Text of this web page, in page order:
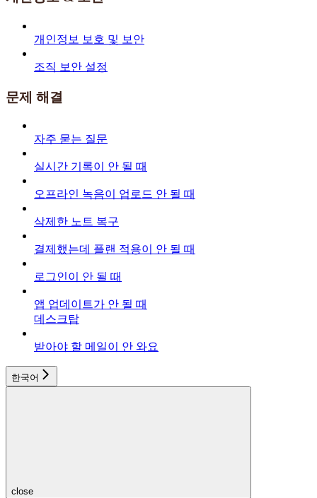
개인정보 보호 및 보안
조직 보안 설정
문제 해결
자주 묻는 질문
실시간 기록이 안 될 때
오프라인 녹음이 업로드 안 될 때
삭제한 노트 복구
결제했는데 플랜 적용이 안 될 때
로그인이 안 될 때
앱 업데이트가 안 될 때
데스크탑
받아야 할 메일이 안 와요
한국어
close